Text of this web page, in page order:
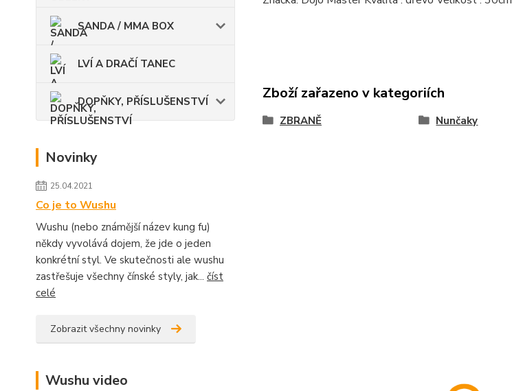
SANDA / MMA BOX
LVÍ A DRAČÍ TANEC
DOPŇKY, PŘÍSLUŠENSTVÍ
Novinky
25.04.2021
Co je to Wushu
Wushu (nebo známější název kung fu)
někdy vyvolává dojem, že jde o jeden
konkrétní styl. Ve skutečnosti ale wushu
zastřešuje všechny čínské styly, jak... číst
celé
Zobrazit všechny novinky
Wushu video
Zboží zařazeno v kategoriích
ZBRANĚ Nunčaky